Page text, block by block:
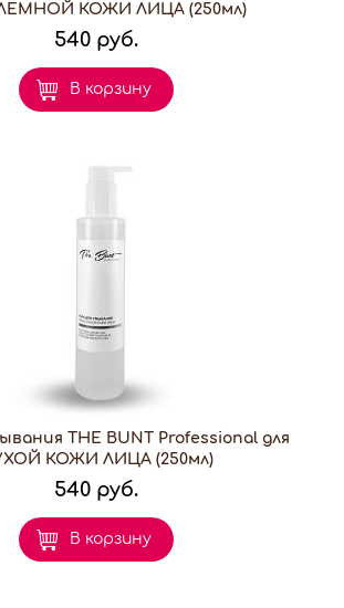
КОЖИ ЛИЦА (250мл)
540 руб.
В корзину
THE BUNT Professional для
КОЖИ ЛИЦА (250мл)
540 руб.
В корзину